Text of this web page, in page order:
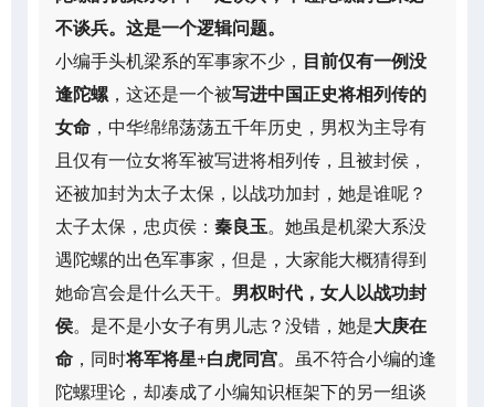
不谈兵。这是一个逻辑问题。
小编手头机梁系的军事家不少，
目前仅有一例没
逢陀螺 ，这还是一个被写进中国正史将相列传的
女命 ，中华绵绵荡荡五千年历史，男权为主导有
且仅有一位女将军被写进将相列传，且被封侯，
还被加封为太子太保，以战功加封，她是谁呢？
太子太保，忠贞侯： 秦良玉。她虽是机梁大系没
遇陀螺的出色军事家，但是，大家能大概猜得到
她命宫会是什么天干。 男权时代，女人以战功封
侯。是不是小女子有男儿志？没错，她是大庚在
命 ，同时将军将星+白虎同宫。虽不符合小编的逢
陀螺理论，却凑成了小编知识框架下的另一组谈